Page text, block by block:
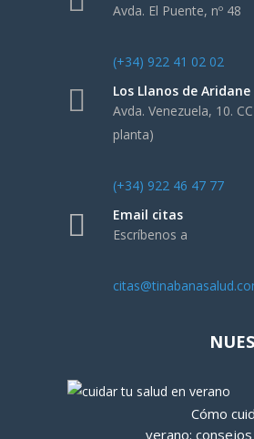
Avda. El Puente, nº 48
(+34) 922 41 02 02
Los Llanos de Aridane
Avda. Venezuela, 10.
planta)
(+34) 922 46 47 77
Email citas
Escríbenos a
Cómo
verano: